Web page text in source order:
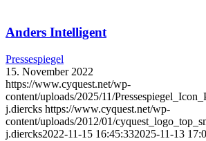
Anders Intelligent
Pressespiegel
15. November 2022
https://www.cyquest.net/wp-
content/uploads/2025/11/
j.diercks https://www.cyquest.net/wp-
content/uploads/2012/01/
j.diercks2022-11-15 16:45:332025-11-13